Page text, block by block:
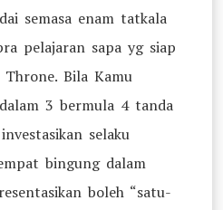
semasa enam tatkala
pelajaran sapa yg siap
Bila Kamu
3 bermula 4 tanda
selaku
bingung dalam
boleh “satu-